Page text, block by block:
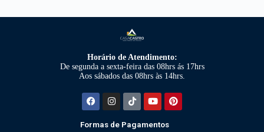
Horário de Atendimento:
De segunda a sexta-feira das 08hrs ás 17hrs
Aos sábados das 08hrs às 14hrs.
Formas de Pagamentos